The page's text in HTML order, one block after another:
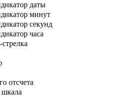
даты
минут
секунд
часа
отсчета
шкала